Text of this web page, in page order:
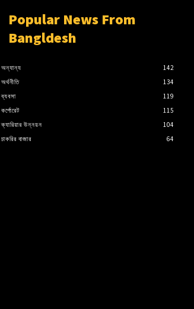
Popular News From
Bangldesh
অন্যান্য
142
অর্থনীতি
134
ব্যবসা
119
কর্পোরেট
115
ক্যারিয়ার উন্নয়ন
104
চাকরির বাজার
64